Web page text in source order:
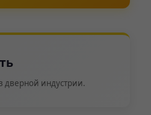
дверной индустрии.